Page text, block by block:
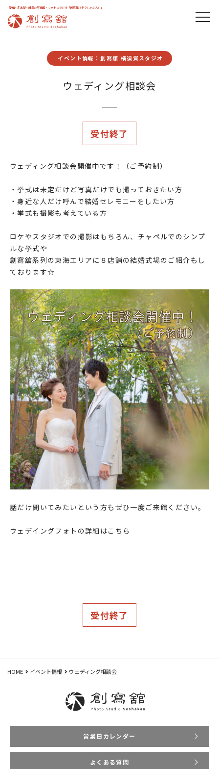
愛知・名古屋・岐阜の写真館・フォトスタジオ「創寫舘（そうしゃかん）」
イベント情報：創寫舘 横須賀スタジオ
ウェディング相談会
受付終了
ウェディング相談会開催中です！（ご予約制）
・挙式は未定だけど写真だけでも撮っておきたい方
・身近な人だけ呼んで結婚セレモニーをしたい方
・挙式も撮影も考えている方
ロケやスタジオでの撮影はもちろん、チャペルでのシンプ
ルな挙式や
創寫舘系列の東海エリアに８店舗の結婚式場のご紹介もし
ております☆
話だけ聞いてみたいという方もぜひ一度ご来館ください。
ウェデイングフォトの詳細はこちら
受付終了
HOME イベント情報 ウェディング相談会
営業日カレンダー
よくある質問